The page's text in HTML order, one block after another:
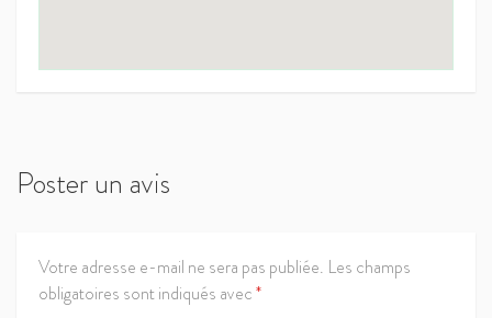
Poster un avis
Votre adresse e-mail ne sera pas publiée. Les champs
obligatoires sont indiqués avec*